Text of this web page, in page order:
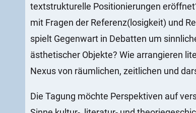
textstrukturelle Positionierungen
mit Fragen der Referenz(losigkeit) und
spielt Gegenwart in Debatten um
ästhetischer Objekte? Wie arrangieren
Nexus von räumlichen, zeitlichen und
Die Tagung möchte Perspektiven auf